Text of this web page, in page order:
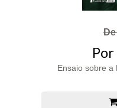
Ensaio sobre a